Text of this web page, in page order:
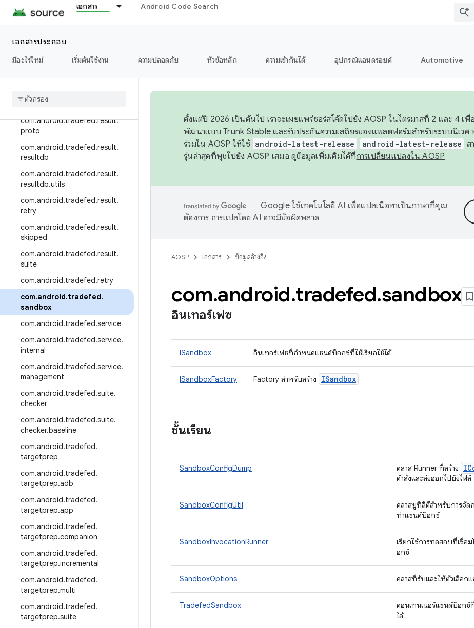
เอกสาร Android Code Search
เอกสารประกอบ
มีอะไรใหม่
เริ่มต้นใช้งาน ความปลอดภัย หัวข้อหลัก ความเข้ากันได้ อุปกรณ์แอนดรอยด์ Automotive
essor
com.android.tradefed.postproc
com
error
com.android.tradefed.result.
proto
com.android.tradefed.result.
resultdb
com.android.tradefed.result.
resultdb.utils
com.android.tradefed.result.
retry
com.android.tradefed.result.
skipped
com.android.tradefed.result.
suite
com.android.tradefed.retry
com.android.tradefed.
sandbox
com.android.tradefed.service
com.android.tradefed.service.
internal
com.android.tradefed.service.
management
com.android.tradefed.suite.
checker
com.android.tradefed.suite.
checker.baseline
com.android.tradefed.
targetprep
com.android.tradefed.
targetprep.adb
com.android.tradefed.
targetprep.app
com.android.tradefed.
targetprep.companion
com.android.tradefed.
targetprep.incremental
com.android.tradefed.
targetprep.multi
com.android.tradefed.
targetprep.suite
ตั้งแต่ปี 2026 เป็นต้นไป เราจะเผยแพร่ซอร์สโค้ดไปยัง AOSP ในไตรมาสที่ 2 และ 4 เพื่
พัฒนาแบบ Trunk Stable และรับประกันความเสถียรของแพลตฟอร์มสำหรับระบบนิเวศ
ร่วมใน AOSP ให้ใช้ android-latest-release android-latest-release ส
รุ่นล่าสุดที่พุชไปยัง AOSP เสมอ ดูข้อมูลเพิ่มเติมได้ที่การเปลี่ยนแปลงใน AOSP
Google ใช้เทคโนโลยี AI เพื่อแปลเนื้อหาเป็นภาษาที่คุณ
ต้องการ การแปลโดย AI อาจมีข้อผิดพลาด
AOSP เอกสาร ข้อมูลอ้างอิง
com.android.tradefed.sandbox
อินเทอร์เฟซ
ISandbox อินเทอร์เฟซที่กำหนดแซนด์บ็อกซ์ที่ใช้เรียกใช้ได้
ISandboxFactory Factory สำหรับสร้าง ISandbox
ชั้นเรียน
SandboxConfigDump คลาส Runner ที่สร้าง
คำสั่งและส่งออกไปยังไฟล์
SandboxConfigUtil คลาสยูทิลิตีสำหรับการจัด
ทำแซนด์บ็อกซ์
SandboxInvocationRunner
เรียกใช้การทดสอบที่เชื่อ
อกซ์
SandboxOptions คลาสที่รับและให้ตัวเลือกแ
TradefedSandbox
คอนเทนเนอร์แซนด์บ็อกซ์
ได้